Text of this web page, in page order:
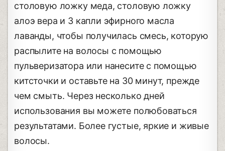
столовую ложку меда, столовую ложку
алоэ вера и 3 капли эфирного масла
лаванды, чтобы получилась смесь, которую
распылите на волосы с помощью
пульверизатора или нанесите с помощью
китсточки и оставьте на 30 минут, прежде
чем смыть. Через несколько дней
использования вы можете полюбоваться
результатами. Более густые, яркие и живые
волосы.